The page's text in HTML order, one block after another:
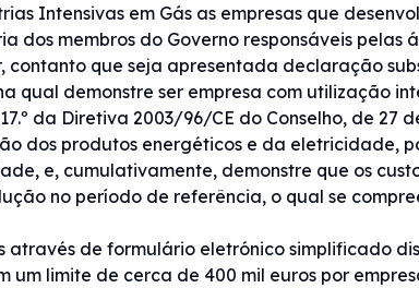
Intensivas em Gás as empresas que
dos membros do Governo responsáveis pelas
contanto que seja apresentada declaração
qual demonstre ser empresa com utilização
da Diretiva 2003/96/CE do Conselho, de 27
dos produtos energéticos e da eletricidade,
e, cumulativamente, demonstre que os
no período de referência, o qual se
através de formulário eletrónico simplificado
um limite de cerca de 400 mil euros por